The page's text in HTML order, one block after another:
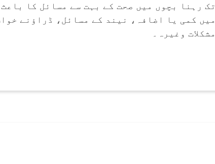
تک رہنا بچوں میں صحت کے بہت سے مسائل کا
میں کمی یا اضافہ، نیند کے مسائل، ڈراؤنے
مشکلات وغیرہ۔